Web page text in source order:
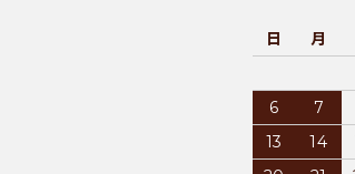
日
月
6
7
13
14